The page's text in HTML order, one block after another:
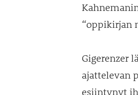
“oppikirjan
Gigerenzer
ajattelevan
esiintynyt